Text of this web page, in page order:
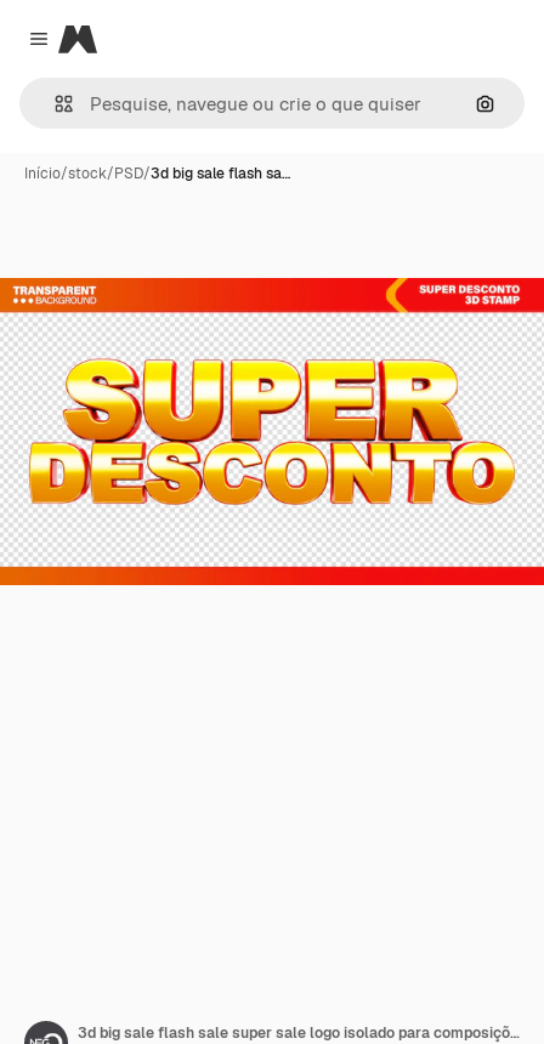
Close menu
Magnific
Início/stock/PSD/3d big sale flash sa…
3d big sale flash sale super sale logo isolado para composições